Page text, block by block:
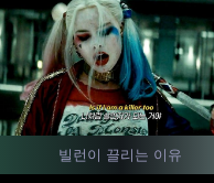
빌런이 끌리는 이유